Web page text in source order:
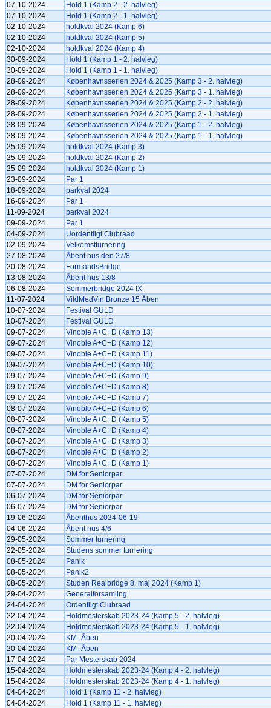
07-10-2024
Hold 1 (Kamp 2 - 2. halvleg)
07-10-2024
Hold 1 (Kamp 2 - 1. halvleg)
02-10-2024
holdkval 2024 (Kamp 6)
02-10-2024
holdkval 2024 (Kamp 5)
02-10-2024
holdkval 2024 (Kamp 4)
30-09-2024
Hold 1 (Kamp 1 - 2. halvleg)
30-09-2024
Hold 1 (Kamp 1 - 1. halvleg)
28-09-2024
Københavnsserien 2024 & 2025 (Kamp 3 - 2. halvleg)
28-09-2024
Københavnsserien 2024 & 2025 (Kamp 3 - 1. halvleg)
28-09-2024
Københavnsserien 2024 & 2025 (Kamp 2 - 2. halvleg)
28-09-2024
Københavnsserien 2024 & 2025 (Kamp 2 - 1. halvleg)
28-09-2024
Københavnsserien 2024 & 2025 (Kamp 1 - 2. halvleg)
28-09-2024
Københavnsserien 2024 & 2025 (Kamp 1 - 1. halvleg)
25-09-2024
holdkval 2024 (Kamp 3)
25-09-2024
holdkval 2024 (Kamp 2)
25-09-2024
holdkval 2024 (Kamp 1)
23-09-2024
Par 1
18-09-2024
parkval 2024
16-09-2024
Par 1
11-09-2024
parkval 2024
09-09-2024
Par 1
04-09-2024
Uordentligt Clubraad
02-09-2024
Velkomstturnering
27-08-2024
Åbent hus den 27/8
20-08-2024
FormandsBridge
13-08-2024
Åbent hus 13/8
06-08-2024
Sommerbridge 2024 IX
11-07-2024
VildMedVin Bronze 15 Åben
10-07-2024
Festival GULD
10-07-2024
Festival GULD
09-07-2024
Vinoble A+C+D (Kamp 13)
09-07-2024
Vinoble A+C+D (Kamp 12)
09-07-2024
Vinoble A+C+D (Kamp 11)
09-07-2024
Vinoble A+C+D (Kamp 10)
09-07-2024
Vinoble A+C+D (Kamp 9)
09-07-2024
Vinoble A+C+D (Kamp 8)
09-07-2024
Vinoble A+C+D (Kamp 7)
08-07-2024
Vinoble A+C+D (Kamp 6)
08-07-2024
Vinoble A+C+D (Kamp 5)
08-07-2024
Vinoble A+C+D (Kamp 4)
08-07-2024
Vinoble A+C+D (Kamp 3)
08-07-2024
Vinoble A+C+D (Kamp 2)
08-07-2024
Vinoble A+C+D (Kamp 1)
07-07-2024
DM for Seniorpar
07-07-2024
DM for Seniorpar
06-07-2024
DM for Seniorpar
06-07-2024
DM for Seniorpar
19-06-2024
Åbenthus 2024-06-19
04-06-2024
Åbent hus 4/6
29-05-2024
Sommer turnering
22-05-2024
Studens sommer turnering
08-05-2024
Panik
08-05-2024
Panik2
08-05-2024
Studen Realbridge 8. maj 2024 (Kamp 1)
29-04-2024
Generalforsamling
24-04-2024
Ordentligt Clubraad
22-04-2024
Holdmesterskab 2023-24 (Kamp 5 - 2. halvleg)
22-04-2024
Holdmesterskab 2023-24 (Kamp 5 - 1. halvleg)
20-04-2024
KM- Åben
20-04-2024
KM- Åben
17-04-2024
Par Mesterskab 2024
15-04-2024
Holdmesterskab 2023-24 (Kamp 4 - 2. halvleg)
15-04-2024
Holdmesterskab 2023-24 (Kamp 4 - 1. halvleg)
04-04-2024
Hold 1 (Kamp 11 - 2. halvleg)
04-04-2024
Hold 1 (Kamp 11 - 1. halvleg)